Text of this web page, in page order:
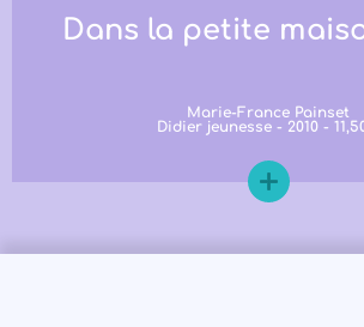
Dans la petite
Marie-France Painset
Didier jeunesse - 2010 -